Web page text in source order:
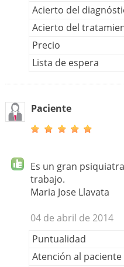
Acierto del
Acierto del
Precio
Lista de espera
Paciente
Es un gran
trabajo.
Maria Jose Llavata
04 de abril de 2014
Puntualidad
Atención al paciente